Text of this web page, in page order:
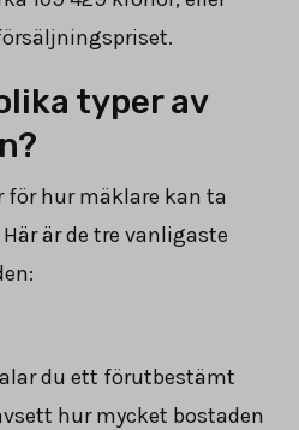
typer av
för hur mäklare kan ta
är de tre vanligaste
du ett förutbestämt
hur mycket bostaden